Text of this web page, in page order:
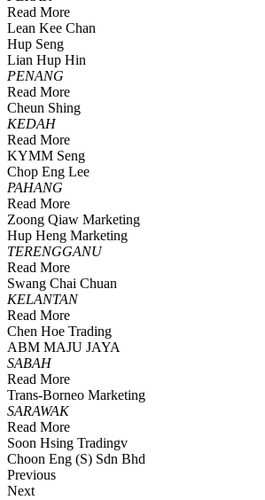
Read More
Lean Kee Chan
Hup Seng
Lian Hup Hin
PENANG
Read More
Cheun Shing
KEDAH
Read More
KYMM Seng
Chop Eng Lee
PAHANG
Read More
Zoong Qiaw Marketing
Hup Heng Marketing
TERENGGANU
Read More
Swang Chai Chuan
KELANTAN
Read More
Chen Hoe Trading
ABM MAJU JAYA
SABAH
Read More
Trans-Borneo Marketing
SARAWAK
Read More
Soon Hsing Tradingv
Choon Eng (S) Sdn Bhd
Previous
Next